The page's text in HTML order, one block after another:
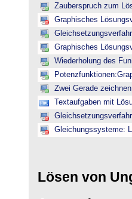
Zauberspruch zum
Graphisches
Graphisches
Wiederholung des
Zwei Gerade
Textaufgaben mit
Gleichungssysteme:
Lösen von